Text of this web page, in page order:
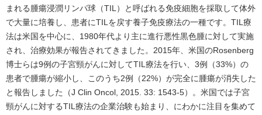
まれる腫瘍浸潤リンパ球（TIL）と呼ばれる免疫細胞を採取して体外
で大量に培養し、患者にTILを戻す養子免疫療法の一種です。TIL療
法は米国を中心に、1980年代より主に進行悪性黒色腫に対して実施
され、治療効果が報告されてきました。2015年、米国のRosenberg
博士らは9例の子宮頸がんに対してTIL療法を行い、3例（33%）の
患者で腫瘍が縮小し、このうち2例（22%）が完全に腫瘍が消失した
と報告しました（J Clin Oncol, 2015. 33: 1543-5）。米国では子宮
頸がんに対するTIL療法の企業治験も始まり、にわかに注目を集めて